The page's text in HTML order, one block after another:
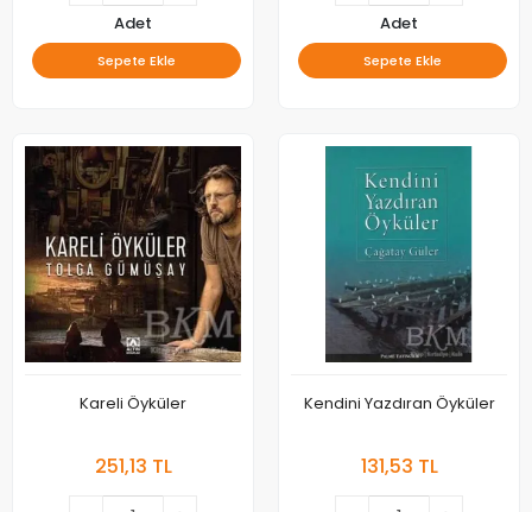
Adet
Sepete Ekle
Adet
Sepete Ekle
Kareli Öyküler
251,13 TL
Kendini Yazdıran Öyküler
131,53 TL